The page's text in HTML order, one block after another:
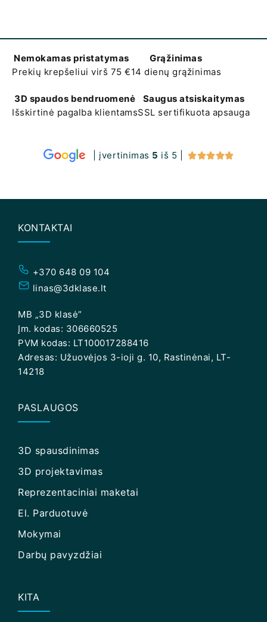
Nemokamas pristatymas
Prekių krepšeliui virš 75 €
Grąžinimas
14 dienų grąžinimas
3D spaudos bendruomenė
Išskirtinė pagalba klientams
Saugus atsiskaitymas
SSL sertifikuota apsauga
| įvertinimas 5 iš 5 | 
KONTAKTAI
+370 648 09 104
linas@3dklase.lt
MB „3D klasė”
Įm. kodas: 306660525
PVM kodas: LT100017288416
Adresas: Užuovėjos 3-ioji g. 10, Rastinėnai, LT-
14218
PASLAUGOS
3D spausdinimas
3D projektavimas
Reprezentaciniai maketai
El. Parduotuvė
Mokymai
Darbų pavyzdžiai
KITA